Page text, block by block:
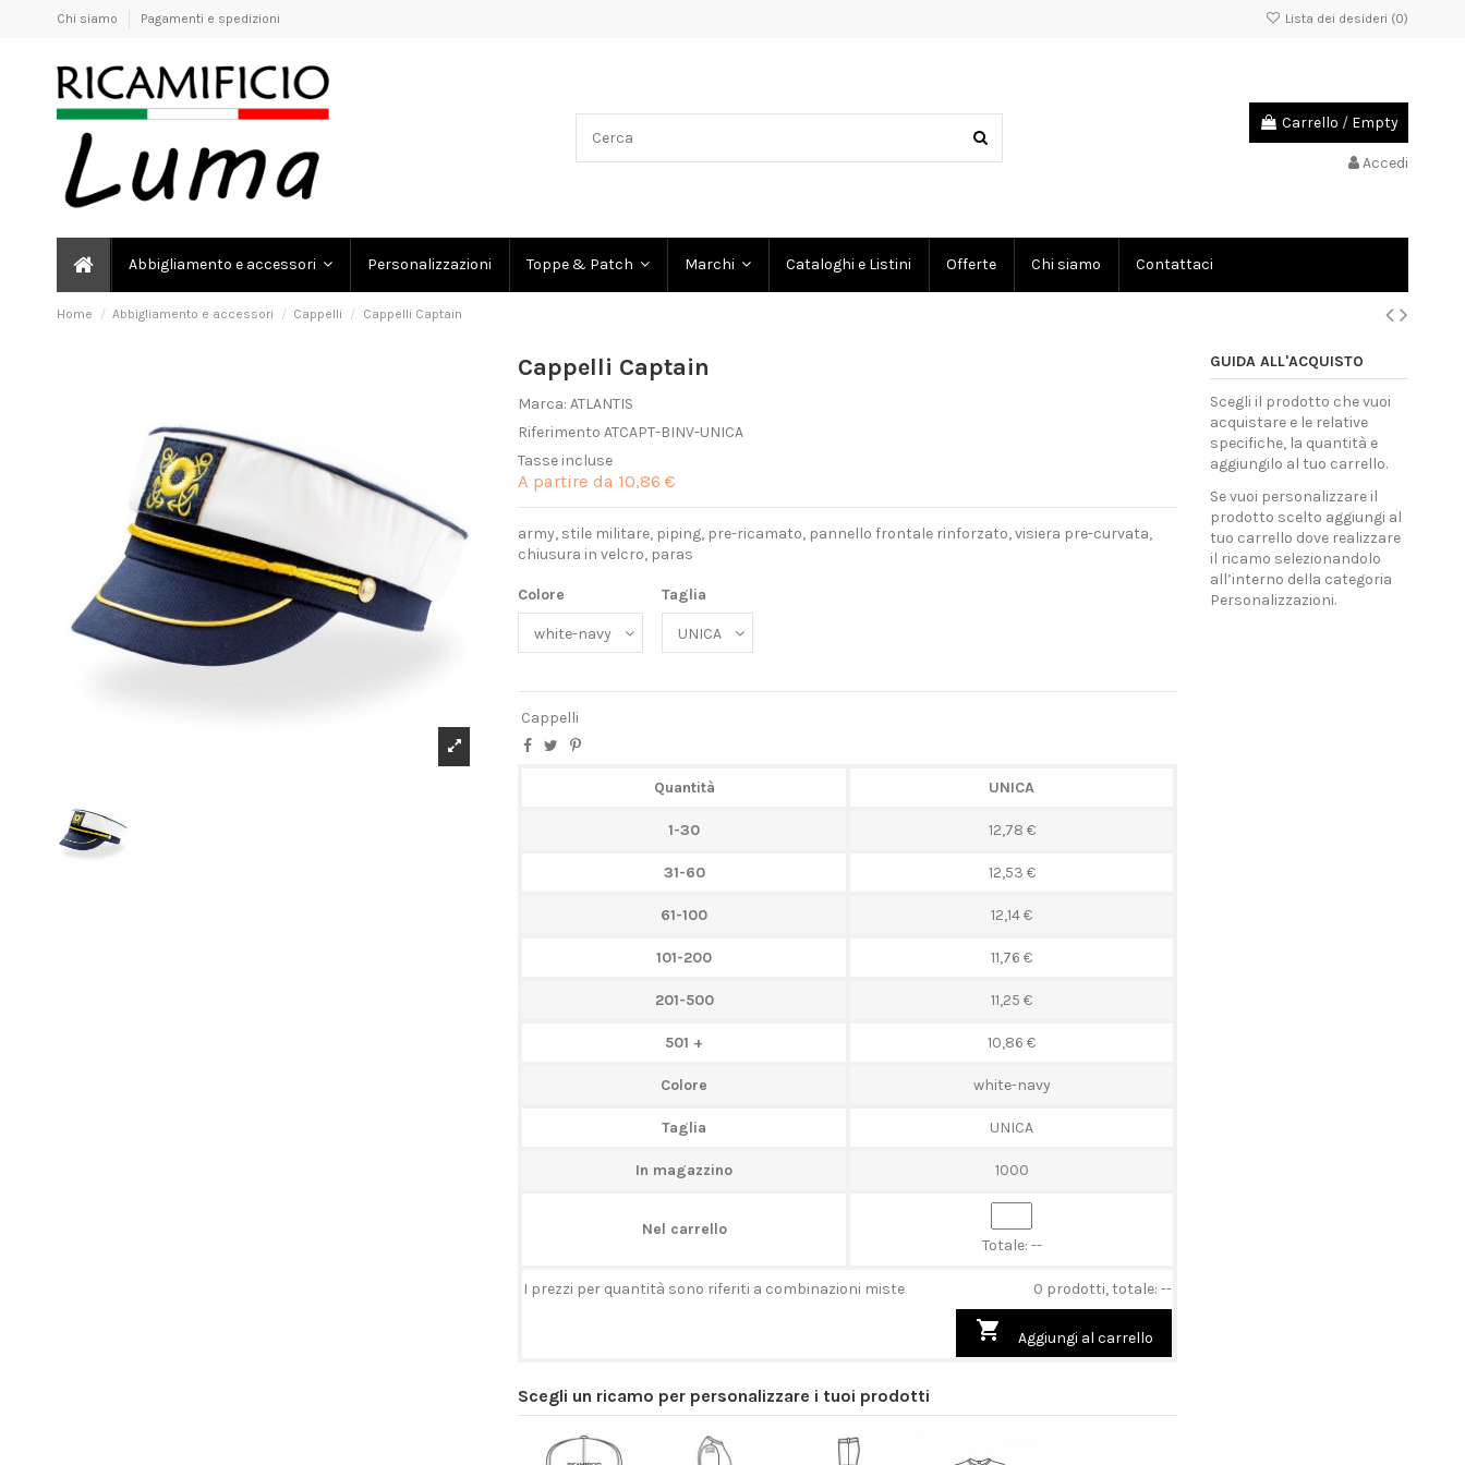
Chi siamo Pagamenti e spedizioni Lista dei desideri (0)
Carrello / Empty
Accedi
Abbigliamento e accessori Personalizzazioni Toppe & Patch Marchi Cataloghi e Listini Offerte Chi siamo Contattaci
Home Abbigliamento e accessori Cappelli Cappelli Captain
Cappelli Captain
Marca: ATLANTIS
Riferimento ATCAPT-BINV-UNICA
Tasse incluse
A partire da 10,86 €
army, stile militare, piping, pre-ricamato, pannello frontale rinforzato, visiera pre-curvata,
chiusura in velcro, paras
Colore Taglia
Cappelli
Quantità UNICA
1-30 12,78 €
31-60 12,53 €
61-100 12,14 €
101-200 11,76 €
201-500 11,25 €
501 + 10,86 €
Colore white-navy
Taglia UNICA
In magazzino 1000
Nel carrello
Totale: --
I prezzi per quantità sono riferiti a combinazioni miste 0 prodotti, totale: --
 Aggiungi al carrello
Scegli un ricamo per personalizzare i tuoi prodotti
GUIDA ALL'ACQUISTO
Scegli il prodotto che vuoi
acquistare e le relative
specifiche, la quantità e
aggiungilo al tuo carrello.
Se vuoi personalizzare il
prodotto scelto aggiungi al
tuo carrello dove realizzare
il ricamo selezionandolo
all’interno della categoria
Personalizzazioni.